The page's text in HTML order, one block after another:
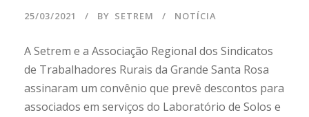
25/03/2021 BY SETREM NOTÍCIA
A Setrem e a Associação Regional dos Sindicatos
de Trabalhadores Rurais da Grande Santa Rosa
assinaram um convênio que prevê descontos para
associados em serviços do Laboratório de Solos e